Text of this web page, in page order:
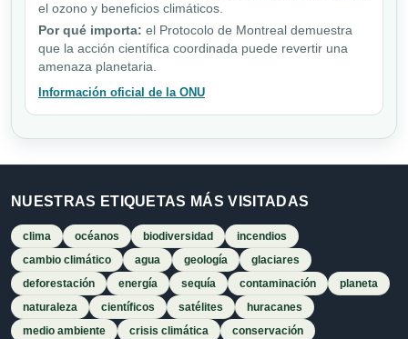
el ozono y beneficios climáticos.
Por qué importa: el Protocolo de Montreal demuestra
que la acción científica coordinada puede revertir una
amenaza planetaria.
Información oficial de la ONU
NUESTRAS ETIQUETAS MÁS VISITADAS
clima océanos biodiversidad
incendios
cambio climático
agua geología
glaciares
deforestación
energía sequía contaminación
planeta
naturaleza
científicos satélites
huracanes
medio ambiente
crisis climática
conservación